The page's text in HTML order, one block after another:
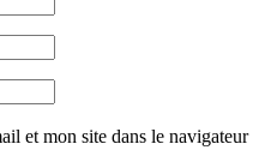
et mon site dans le navigateur